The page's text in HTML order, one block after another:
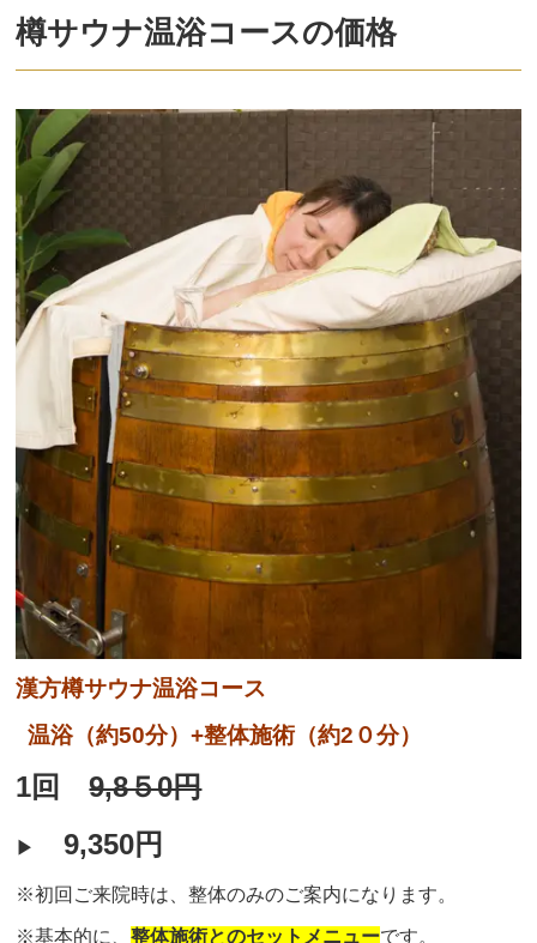
樽サウナ温浴コースの価格
漢方樽サウナ温浴コース
温浴（約50分）+整体施術（約2０分）
1回9,8５0円
▶︎ 9,350円
※初回ご来院時は、整体のみのご案内になります。
※基本的に 、整体施術とのセットメニューです。